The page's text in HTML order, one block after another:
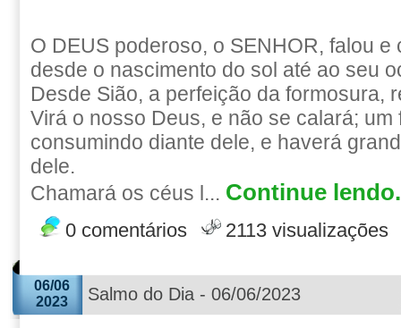
O DEUS poderoso, o SENHOR, falou e
desde o nascimento do sol até ao seu
Desde Sião, a perfeição da formosura,
Virá o nosso Deus, e não se calará; um
consumindo diante dele, e haverá
dele.
Chamará os céus l... Continue
0 comentários 2113 visualizações
06/06
2023
Salmo do Dia - 06/06/2023